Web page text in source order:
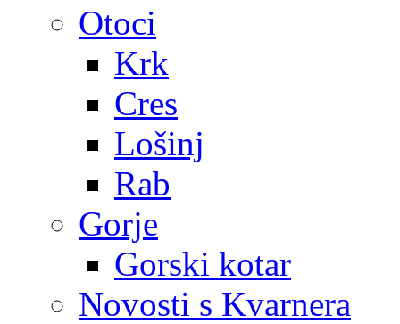
Otoci
Krk
Cres
Lošinj
Rab
Gorje
Gorski kotar
Novosti s Kvarnera